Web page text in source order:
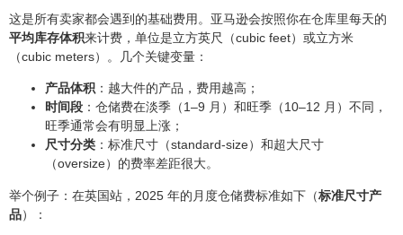
这是所有卖家都会遇到的基础费用。亚马逊会按照你在仓库里每天的
平均库存体积来计费，单位是立方英尺（cubic feet）或立方米
（cubic meters）。几个关键变量：
产品体积 ：越大件的产品，费用越高；
时间段 ：仓储费在淡季（1–9 月）和旺季（10–12 月）不同，
旺季通常会有明显上涨；
尺寸分类 ：标准尺寸（standard-size）和超大尺寸
（oversize）的费率差距很大。
举个例子：在英国站，2025 年的月度仓储费标准如下（标准尺寸产
品）：